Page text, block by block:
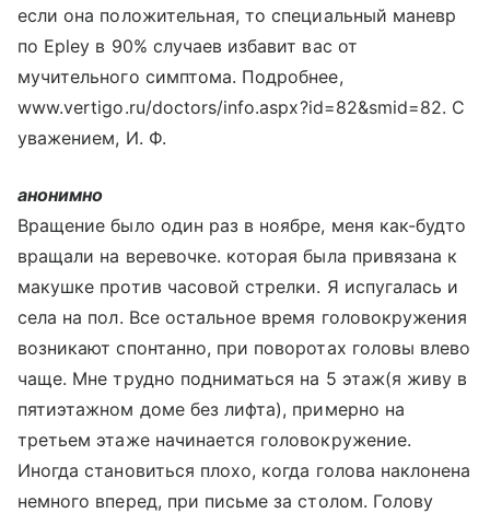
если она положительная, то специальный маневр
по Epley в 90% случаев избавит вас от
мучительного симптома. Подробнее,
www.vertigo.ru/doctors/info.aspx?id=82&smid=82. С
уважением, И. Ф.
анонимно
Вращение было один раз в ноябре, меня как-будто
вращали на веревочке. которая была привязана к
макушке против часовой стрелки. Я испугалась и
села на пол. Все остальное время головокружения
возникают спонтанно, при поворотах головы влево
чаще. Мне трудно подниматься на 5 этаж(я живу в
пятиэтажном доме без лифта), примерно на
третьем этаже начинается головокружение.
Иногда становиться плохо, когда голова наклонена
немного вперед, при письме за столом. Голову